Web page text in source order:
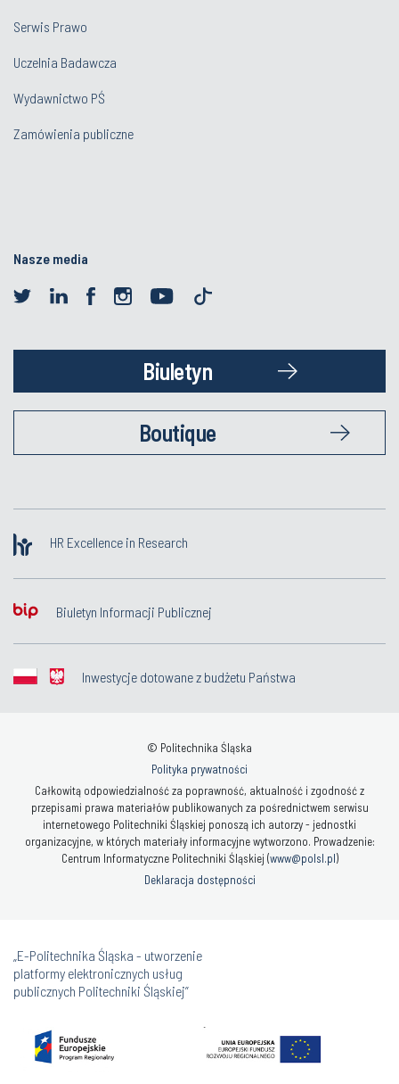
Serwis Prawo
Uczelnia Badawcza
Wydawnictwo PŚ
Zamówienia publiczne
Nasze media
Biuletyn
Boutique
HR Excellence in Research
Biuletyn Informacji Publicznej
Inwestycje dotowane z budżetu Państwa
© Politechnika Śląska
Polityka prywatności
Całkowitą odpowiedzialność za poprawność, aktualność i zgodność z
przepisami prawa materiałów publikowanych za pośrednictwem serwisu
internetowego Politechniki Śląskiej ponoszą ich autorzy - jednostki
organizacyjne, w których materiały informacyjne wytworzono. Prowadzenie:
Centrum Informatyczne Politechniki Śląskiej (www@polsl.pl)
Deklaracja dostępności
„E-Politechnika Śląska - utworzenie
platformy elektronicznych usług
publicznych Politechniki Śląskiej”